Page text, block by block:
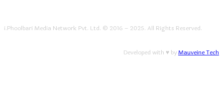
i.Phoolbari Media Network Pvt. Ltd. © 2016 – 2025. All Rights Reserved.
Developed with ♥ byMauveine Tech